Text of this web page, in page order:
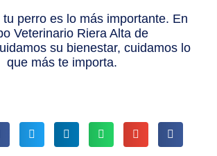
tu perro es lo más importante. En
Veterinario Riera Alta de
su bienestar, cuidamos lo
que más te importa.